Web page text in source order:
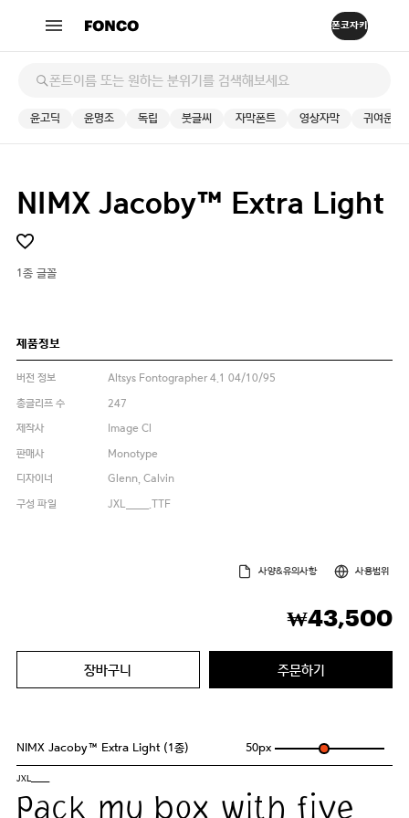
윤고딕 윤명조 독립 붓글씨 자막폰트 영상자막 귀여운
NIMX Jacoby™ Extra Light
1종 글꼴
제품정보
버전 정보
Altsys Fontographer 4.1 04/10/95
총글리프 수
247
제작사
Image Cl
판매사
Monotype
디자이너
Glenn, Calvin
구성 파일
JXL_____.TTF
사양&유의사항 사용범위
₩43,500
장바구니 주문하기
NIMX Jacoby™ Extra Light (1종) 50px
JXL_____
Pack my box with five